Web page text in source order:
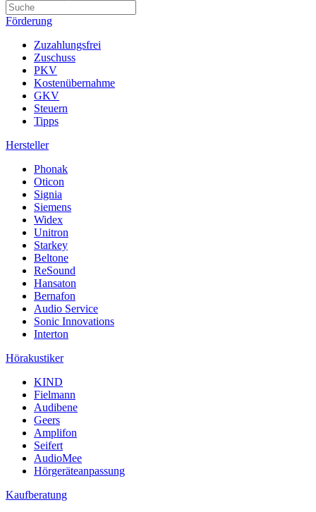
Förderung
Zuzahlungsfrei
Zuschuss
PKV
Kostenübernahme
GKV
Steuern
Tipps
Hersteller
Phonak
Oticon
Signia
Siemens
Widex
Unitron
Starkey
Beltone
ReSound
Hansaton
Bernafon
Audio Service
Sonic Innovations
Interton
Hörakustiker
KIND
Fielmann
Audibene
Geers
Amplifon
Seifert
AudioMee
Hörgeräteanpassung
Kaufberatung